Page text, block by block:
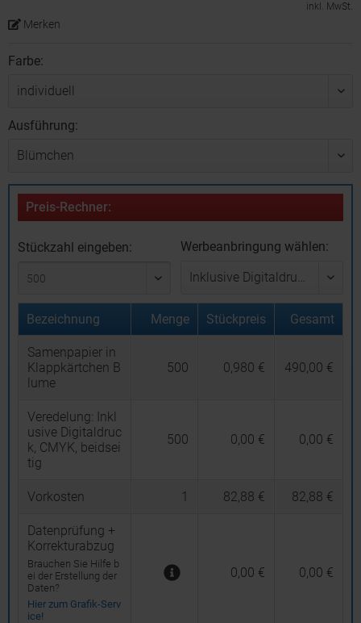
inkl. MwSt.
Merken
Farbe:
Ausführung:
Preis-Rechner:
Stückzahl eingeben: Werbeanbringung wählen:
Bezeichnung Menge Stückpreis Gesamt
Samenpapier in
Klappkärtchen B
lume
500 0,980 € 490,00 €
Veredelung: Inkl
usive Digitaldruc
k, CMYK, beidsei
tig
500 0,00 € 0,00 €
Vorkosten 1 82,88 € 82,88 €
Datenprüfung +
Korrekturabzug
Brauchen Sie Hilfe b
ei der Erstellung der
Daten?
Hier zum Grafik-Serv
ice!
0,00 € 0,00 €